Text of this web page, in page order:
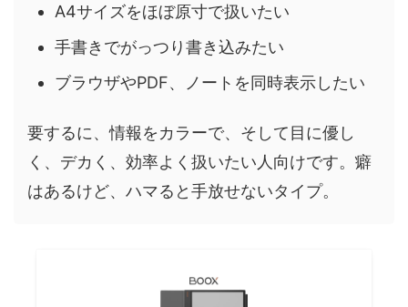
A4サイズをほぼ原寸で扱いたい
手書きでがっつり書き込みたい
ブラウザやPDF、ノートを同時表示したい
要するに、情報をカラーで、そして目に優し
く、デカく、効率よく扱いたい人向けです。癖
はあるけど、ハマると手放せないタイプ。